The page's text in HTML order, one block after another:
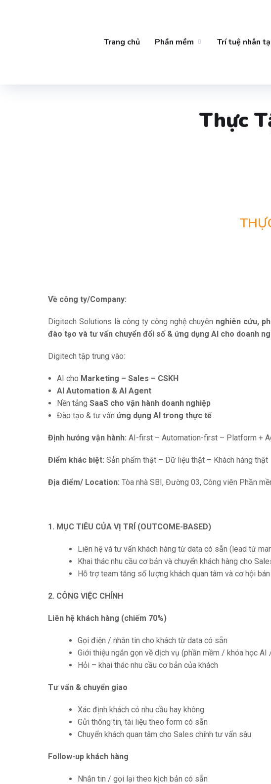
Trang chủ Phần mềm Trí tuệ nhân
Thực
Về công ty/Company:
Digitech Solutions là công ty công nghệ chuyên nghiên cứu,
đào tạo và tư vấn chuyển đổi số & ứng dụng AI cho doanh
Digitech tập trung vào:
AI cho Marketing – Sales – CSKH
AI Automation & AI Agent
Nền tảng SaaS cho vận hành doanh nghiệp
Đào tạo & tư vấn ứng dụng AI trong thực tế
Định hướng vận hành: AI-first – Automation-first – Platform +
Điểm khác biệt: Sản phẩm thật – Dữ liệu thật – Khách hàng thật
Địa điểm/ Location: Tòa nhà SBI, Đường 03, Công viên Phần
1. MỤC TIÊU CỦA VỊ TRÍ (OUTCOME-BASED)
Liên hệ và tư vấn khách hàng từ data có sẵn (lead từ
Khai thác nhu cầu cơ bản và chuyển khách hàng cho
Hỗ trợ team tăng số lượng khách quan tâm và cơ hội bán
2. CÔNG VIỆC CHÍNH
Liên hệ khách hàng (chiếm 70%)
Gọi điện / nhắn tin cho khách từ data có sẵn
Giới thiệu ngắn gọn về dịch vụ (phần mềm / khóa học AI
Hỏi – khai thác nhu cầu cơ bản của khách
Tư vấn & chuyển giao
Xác định khách có nhu cầu hay không
Gửi thông tin, tài liệu theo form có sẵn
Chuyển khách quan tâm cho Sales chính tư vấn sâu
Follow-up khách hàng
Nhắn tin / gọi lại theo kịch bản có sẵn